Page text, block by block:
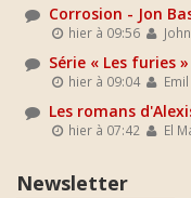
Corrosion - Jon
hier à 09:56
Série « Les furies
hier à 09:04 Emil
Les romans
hier à 07:42 El
Newsletter